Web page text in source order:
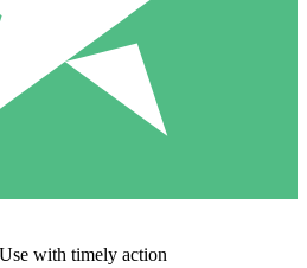
with timely action